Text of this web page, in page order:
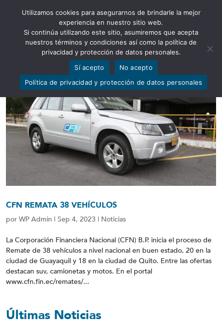
Abrir barra de herramientas
CFN REMATA 38 VEHÍCULOS
por WP Admin | Sep 4, 2023 | Noticias
La Corporación Financiera Nacional (CFN) B.P. inicia el proceso de
Remate de 38 vehículos a nivel nacional en buen estado, 20 en la
ciudad de Guayaquil y 18 en la ciudad de Quito. Entre las ofertas
destacan suv, camionetas y motos. En el portal
www.cfn.fin.ec/remates/...
Últimas Noticias
Utilizamos cookies para asegurarnos de brindarle la mejor
experiencia en nuestro sitio web.
Si continúa utilizando este sitio, asumiremos que acepta
nuestros términos y condiciones así como la política de
privacidad y protección de datos personales.
Sí acepto
No acepto
Política de privacidad y protección de datos personales